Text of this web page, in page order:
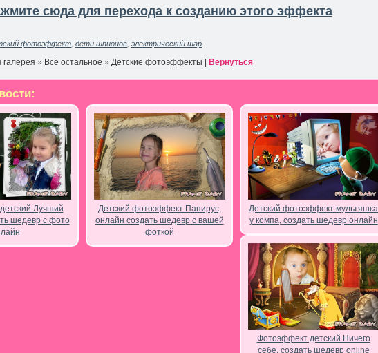
сюда для перехода к созданию этого эффекта
фотоэффект дети шпионов электрический шар
галерея » Всё остальное » Детские фотоэффекты | Вернуться
Лучший
шедевр с фото
Детский фотоэффект Папирус,
онлайн создать шедевр с вашей
фоткой
Детский фотоэффект мультяшка
у компа, создать шедевр онлайн
Фотоэффект детский Ничего
себе, создать шедевр online